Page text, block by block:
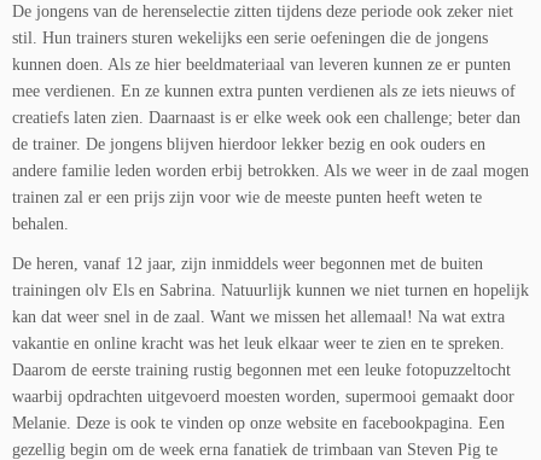
De jongens van de herenselectie zitten tijdens deze periode ook zeker niet
stil. Hun trainers sturen wekelijks een serie oefeningen die de jongens
kunnen doen. Als ze hier beeldmateriaal van leveren kunnen ze er punten
mee verdienen. En ze kunnen extra punten verdienen als ze iets nieuws of
creatiefs laten zien. Daarnaast is er elke week ook een challenge; beter dan
de trainer. De jongens blijven hierdoor lekker bezig en ook ouders en
andere familie leden worden erbij betrokken. Als we weer in de zaal mogen
trainen zal er een prijs zijn voor wie de meeste punten heeft weten te
behalen.
De heren, vanaf 12 jaar, zijn inmiddels weer begonnen met de buiten
trainingen olv Els en Sabrina. Natuurlijk kunnen we niet turnen en hopelijk
kan dat weer snel in de zaal. Want we missen het allemaal! Na wat extra
vakantie en online kracht was het leuk elkaar weer te zien en te spreken.
Daarom de eerste training rustig begonnen met een leuke fotopuzzeltocht
waarbij opdrachten uitgevoerd moesten worden, supermooi gemaakt door
Melanie. Deze is ook te vinden op onze website en facebookpagina. Een
gezellig begin om de week erna fanatiek de trimbaan van Steven Pig te